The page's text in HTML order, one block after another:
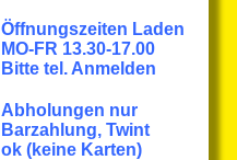
Öffnungszeiten Laden
MO-FR 13.30-17.00
Bitte tel. Anmelden
Abholungen nur
Barzahlung, Twint
ok (keine Karten)